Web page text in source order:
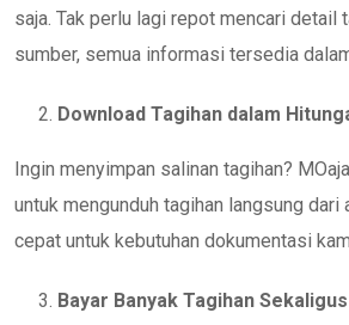
saja. Tak perlu lagi repot mencari detail
sumber, semua informasi tersedia
Download Tagihan dalam
Ingin menyimpan salinan tagihan?
untuk mengunduh tagihan langsung
cepat untuk kebutuhan dokumentasi
Bayar Banyak Tagihan Sekaligus